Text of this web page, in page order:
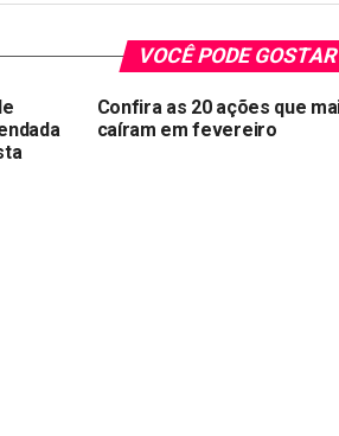
VOCÊ PODE GOSTAR
Confira as 20 ações que
caíram em fevereiro